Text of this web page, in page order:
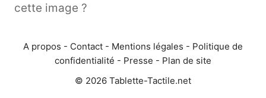
cette image ?
A propos - Contact - Mentions légales - Politique de
confidentialité - Presse - Plan de site
© 2026 Tablette-Tactile.net